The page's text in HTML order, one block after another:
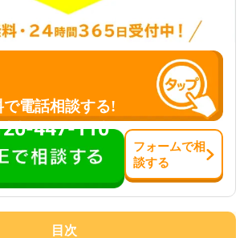
で電話相談する!
447-110
フォームで相
談する
目次